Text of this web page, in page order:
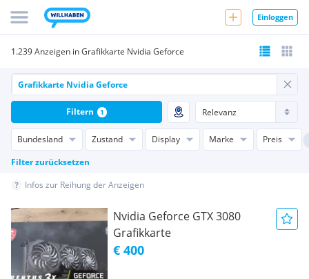
Einloggen
1.239 Anzeigen in Grafikkarte Nvidia Geforce
Bundesland Zustand Display Marke
Preis
Filter zurücksetzen
Filtern 1
Infos zur Reihung der Anzeigen
Nvidia Geforce GTX 3080
Grafikkarte
€ 400